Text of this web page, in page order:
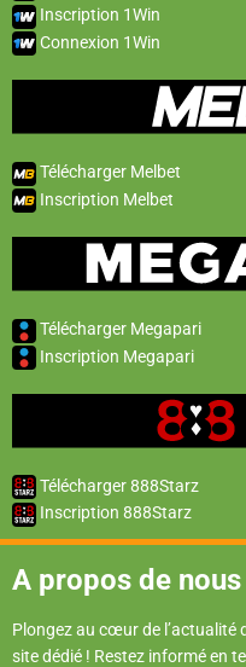
Inscription 1Win
Connexion 1Win
Télécharger Melbet
Inscription Melbet
Télécharger Megapari
Inscription Megapari
Télécharger 888Starz
Inscription 888Starz
A propos de nous
Plongez au cœur de l’actualité
site dédié ! Restez informé en